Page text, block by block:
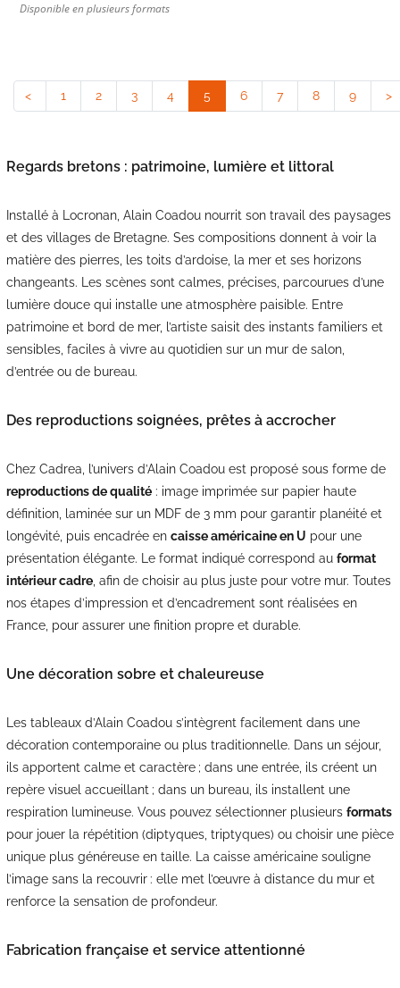
Disponible en plusieurs formats
< 1 2 3 4 5 (current)
6 7 8 9 >
Regards bretons : patrimoine, lumière et littoral
Installé à Locronan, Alain Coadou nourrit son travail des paysages
et des villages de Bretagne. Ses compositions donnent à voir la
matière des pierres, les toits d’ardoise, la mer et ses horizons
changeants. Les scènes sont calmes, précises, parcourues d’une
lumière douce qui installe une atmosphère paisible. Entre
patrimoine et bord de mer, l’artiste saisit des instants familiers et
sensibles, faciles à vivre au quotidien sur un mur de salon,
d’entrée ou de bureau.
Des reproductions soignées, prêtes à accrocher
Chez Cadrea, l’univers d’Alain Coadou est proposé sous forme de
reproductions de qualité: image imprimée sur papier haute
définition, laminée sur un MDF de 3 mm pour garantir planéité et
longévité, puis encadrée en caisse américaine en U pour une
présentation élégante. Le format indiqué correspond au format
intérieur cadre, afin de choisir au plus juste pour votre mur. Toutes
nos étapes d’impression et d’encadrement sont réalisées en
France, pour assurer une finition propre et durable.
Une décoration sobre et chaleureuse
Les tableaux d’Alain Coadou s’intègrent facilement dans une
décoration contemporaine ou plus traditionnelle. Dans un séjour,
ils apportent calme et caractère ; dans une entrée, ils créent un
repère visuel accueillant ; dans un bureau, ils installent une
respiration lumineuse. Vous pouvez sélectionner plusieurs formats
pour jouer la répétition (diptyques, triptyques) ou choisir une pièce
unique plus généreuse en taille. La caisse américaine souligne
l’image sans la recouvrir : elle met l’œuvre à distance du mur et
renforce la sensation de profondeur.
Fabrication française et service attentionné